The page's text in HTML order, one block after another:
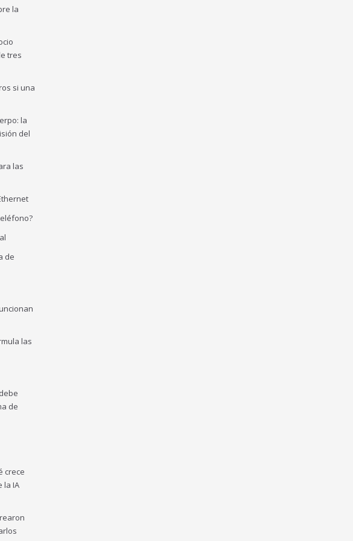
la
tres
si una
la
del
las
de
las
de
crece
la IA